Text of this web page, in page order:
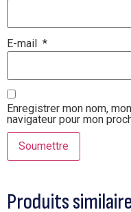
E-mail *
Enregistrer mon nom,
navigateur pour mon
Produits